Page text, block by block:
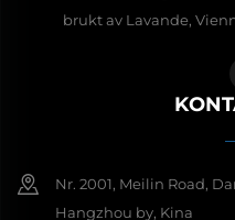
brukt av Lavande,
Nr. 2001, Meilin Road,
Hangzhou by, Kina